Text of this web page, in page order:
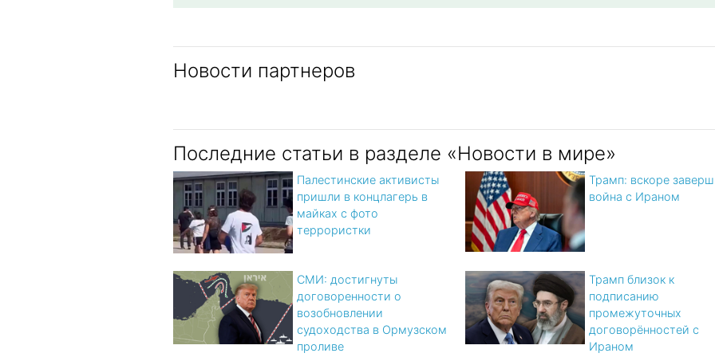
Новости партнеров
Последние статьи в разделе «Новости в мире»
Палестинские активисты
пришли в концлагерь в
майках с фото
террористки
Трамп: вскоре
война с Ираном
СМИ: достигнуты
договоренности о
возобновлении
судоходства в Ормузском
проливе
Трамп близок к
подписанию
промежуточных
договорённостей с
Ираном